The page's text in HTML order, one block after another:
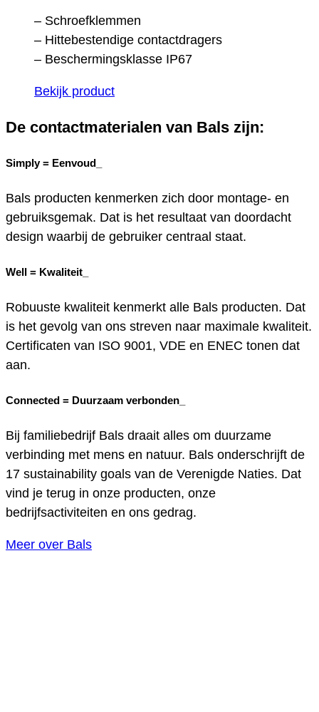
– Schroefklemmen
– Hittebestendige contactdragers
– Beschermingsklasse IP67
Bekijk product
De contactmaterialen van Bals zijn:
Simply = Eenvoud_
Bals producten kenmerken zich door montage- en
gebruiksgemak. Dat is het resultaat van doordacht
design waarbij de gebruiker centraal staat.
Well = Kwaliteit_
Robuuste kwaliteit kenmerkt alle Bals producten. Dat
is het gevolg van ons streven naar maximale kwaliteit.
Certificaten van ISO 9001, VDE en ENEC tonen dat
aan.
Connected = Duurzaam verbonden_
Bij familiebedrijf Bals draait alles om duurzame
verbinding met mens en natuur. Bals onderschrijft de
17 sustainability goals van de Verenigde Naties. Dat
vind je terug in onze producten, onze
bedrijfsactiviteiten en ons gedrag.
Meer over Bals